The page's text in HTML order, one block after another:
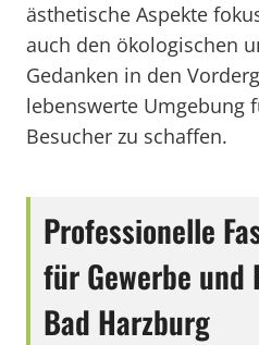
ästhetische Aspekte
auch den ökologischen
Gedanken in den
lebenswerte Umgebung
Besucher zu schaffen.
Professionelle
für Gewerbe
Bad Harzburg